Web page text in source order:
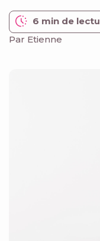
6 min de
Par Etienne